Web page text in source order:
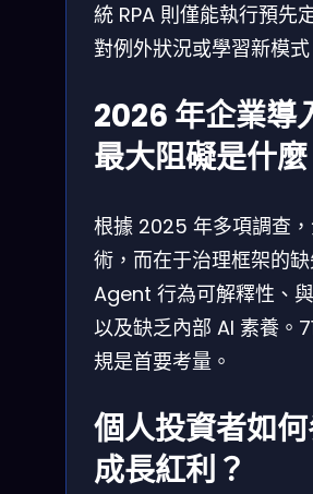
統 RPA 則僅能執行預先
對例外狀況或學習新模式
2026 年企業
最大阻礙是什麼
根據 2025 年多項調查
術，而在于治理框架的
Agent 行為可解釋性、
以及缺乏內部 AI 素養。
規是首要考量。
個人投資者如
成長紅利？